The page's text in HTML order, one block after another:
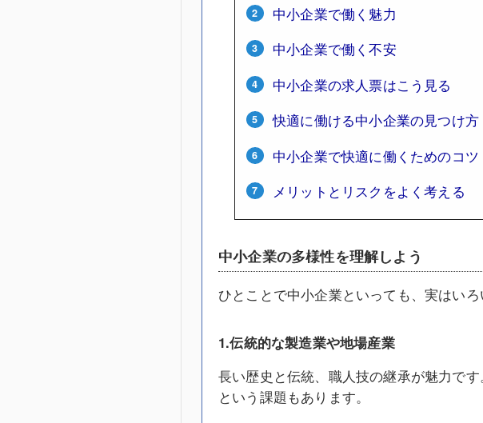
中小企業で働く魅力
中小企業で働く不安
中小企業の求人票はこう見る
快適に働ける中小企業の見つけ方
中小企業で快適に働くためのコツ
メリットとリスクをよく考える
中小企業の多様性を理解しよう
ひとことで中小企業といっても、実はい
1.伝統的な製造業や地場産業
長い歴史と伝統、職人技の継承が魅力で
という課題もあります。